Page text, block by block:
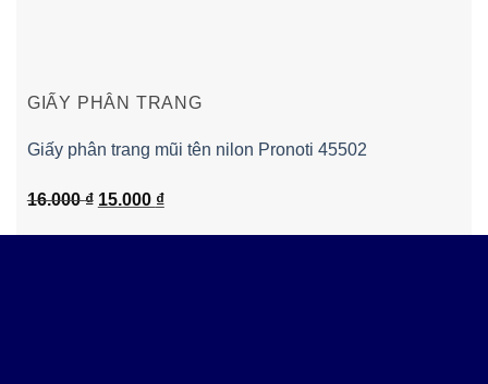
GIẤY PHÂN TRANG
Giấy phân trang mũi tên nilon Pronoti 45502
16.000₫ Giá
15.000 ₫Giá